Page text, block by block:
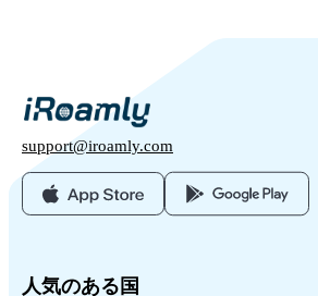
support@iroamly.com
人気のある国